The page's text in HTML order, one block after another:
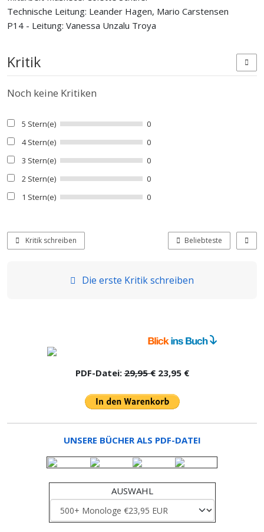
Technische Leitung: Leander Hagen, Mario Carstensen
P14 - Leitung: Vanessa Unzalu Troya
Kritik
Noch keine Kritiken
5 Stern(e)
0
4 Stern(e)
0
3 Stern(e)
0
2 Stern(e)
0
1 Stern(e)
0
Kritik schreiben Beliebteste
Die erste Kritik schreiben
PDF-Datei:29,95 €23,95 €
UNSERE BÜCHER ALS PDF-DATEI
AUSWAHL